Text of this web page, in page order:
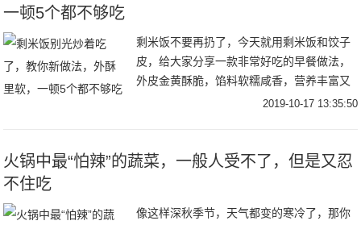
一顿5个都不够吃
剩米饭不要再扔了，今天就用剩米饭和饺子
皮，给大家分享一款非常好吃的早餐做法，
外皮金黄酥脆，馅料软糯咸香，营养丰富又
美味，多做一点放冰箱冷冻，早餐2分钟就搞
2019-10-17 13:35:50
火锅中最“怕辣”的蔬菜，一般人受不了，但是又忍
不住吃
像这样深秋季节，天气都变的寒冷了，那你